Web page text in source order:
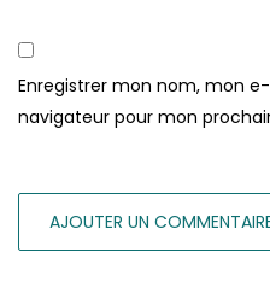
Enregistrer mon nom, mon
navigateur pour mon